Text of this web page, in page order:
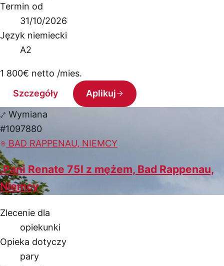
Termin od
31/10/2026
Język niemiecki
A2
1 800€ netto /mies.
Szczegóły
Aplikuj
Wymiana
#1097880
BAD RAPPENAU, NIEMCY
.Pani Renate 75l z mężem, Bad Rappenau,
Niemcy
Zlecenie dla
opiekunki
Opieka dotyczy
pary